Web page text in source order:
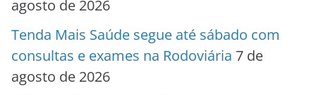
agosto de 2026
Tenda Mais Saúde segue até sábado com
consultas e exames na Rodoviária 7 de
agosto de 2026